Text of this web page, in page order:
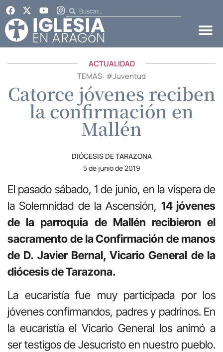
ACTUALIDAD
TEMAS: #Juventud
Catorce jóvenes reciben
la confirmación en
Mallén
DIÓCESIS DE TARAZONA
5 de junio de 2019
El pasado sábado, 1 de junio, en la víspera de
la Solemnidad de la Ascensión, 14 jóvenes
de la parroquia de Mallén recibieron el
sacramento de la Confirmación de manos
de D. Javier Bernal, Vicario General de la
diócesis de Tarazona.
La eucaristía fue muy participada por los
jóvenes confirmandos, padres y padrinos. En
la eucaristía el Vicario General los animó a
ser testigos de Jesucristo en nuestro pueblo.